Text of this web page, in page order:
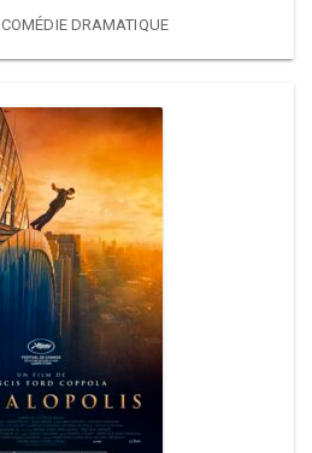
COMÉDIE DRAMATIQUE